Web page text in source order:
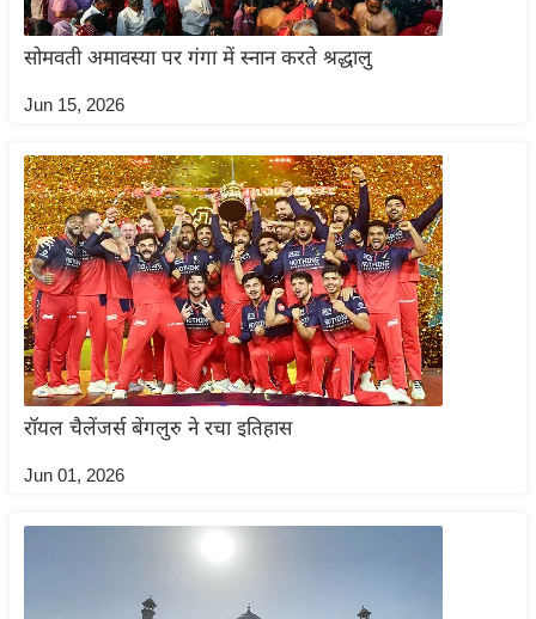
रि
ले
न
प
रा
ज
नी
ति
वि
श्ले
ष
ण
स
सा
सोमवती अमावस्या पर गंगा में स्नान करते श्रद्धालु
Jun 15, 2026
रॉयल चैलेंजर्स बेंगलुरु ने रचा इतिहास
Jun 01, 2026